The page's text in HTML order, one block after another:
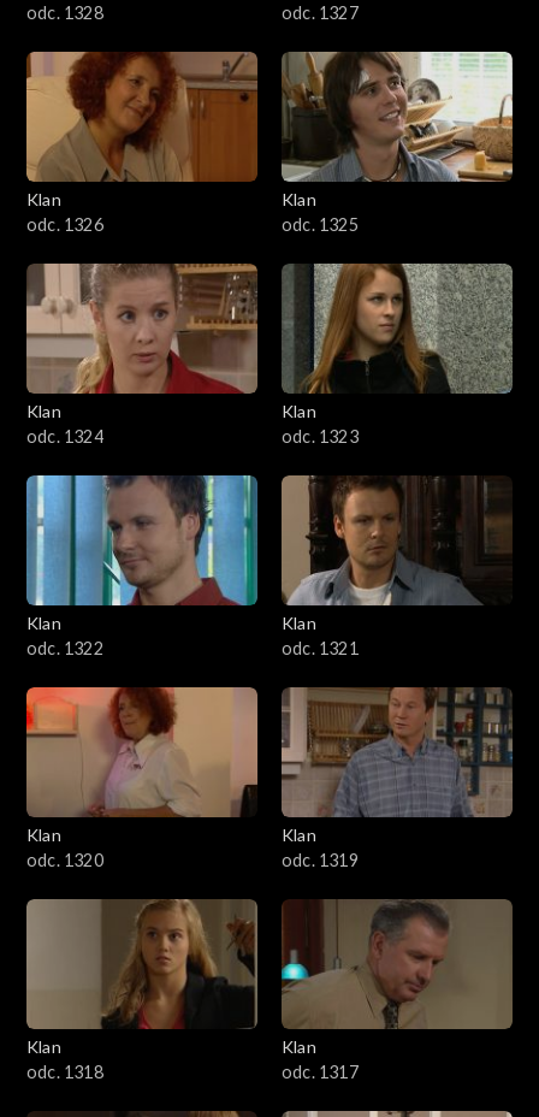
odc. 1328
odc. 1327
Klan
odc. 1326
Klan
odc. 1325
Klan
odc. 1324
Klan
odc. 1323
Klan
odc. 1322
Klan
odc. 1321
Klan
odc. 1320
Klan
odc. 1319
Klan
odc. 1318
Klan
odc. 1317